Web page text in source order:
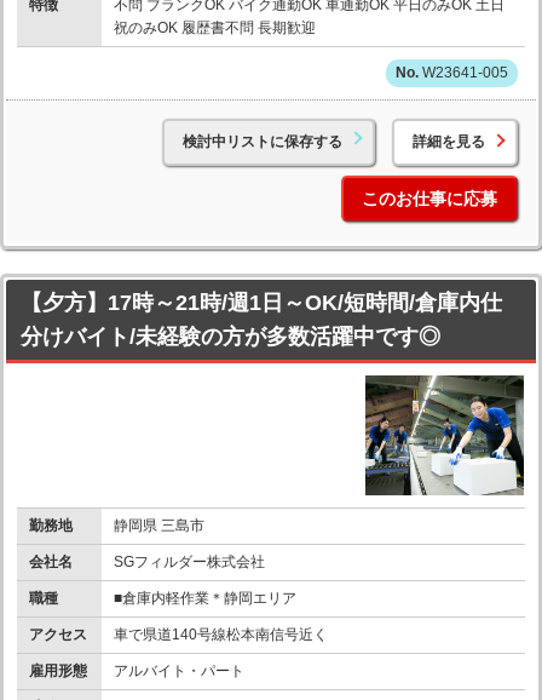
特徴
不問 ブランクOK バイク通勤OK 車通勤OK 平日のみOK 土日
祝のみOK 履歴書不問 長期歓迎
W23641-005
検討中リストに保存する 詳細を見る
このお仕事に応募
【夕方】17時～21時/週1日～OK/短時間/倉庫内仕
分けバイト/未経験の方が多数活躍中です◎
勤務地 静岡県 三島市
会社名 SGフィルダー株式会社
職種 ■倉庫内軽作業＊静岡エリア
アクセス 車で県道140号線松本南信号近く
雇用形態 アルバイト・パート